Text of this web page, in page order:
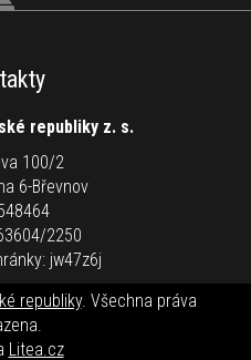
republiky z. s.
100/2
6-Břevnov
2250
jw47z6j
republiky. Všechna práva
Litea.cz